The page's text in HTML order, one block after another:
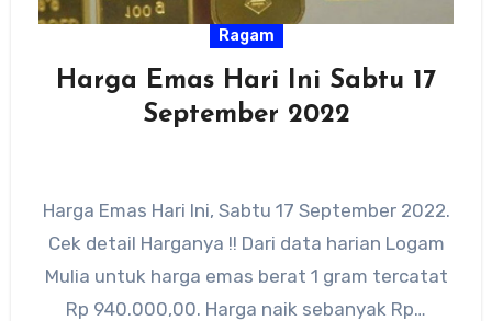
Ragam
Harga Emas Hari Ini Sabtu 17
September 2022
Harga Emas Hari Ini, Sabtu 17 September 2022.
Cek detail Harganya !! Dari data harian Logam
Mulia untuk harga emas berat 1 gram tercatat
Rp 940.000,00. Harga naik sebanyak Rp…